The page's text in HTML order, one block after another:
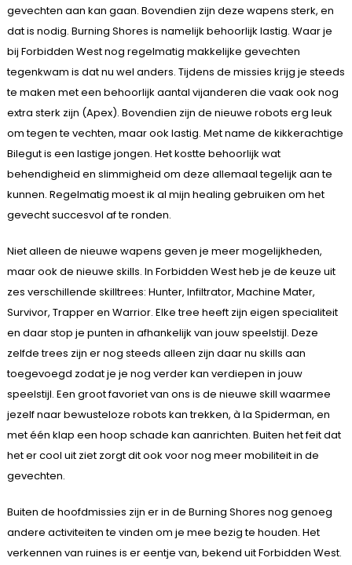
gevechten aan kan gaan. Bovendien zijn deze wapens sterk, en
dat is nodig. Burning Shores is namelijk behoorlijk lastig. Waar je
bij Forbidden West nog regelmatig makkelijke gevechten
tegenkwam is dat nu wel anders. Tijdens de missies krijg je steeds
te maken met een behoorlijk aantal vijanderen die vaak ook nog
extra sterk zijn (Apex). Bovendien zijn de nieuwe robots erg leuk
om tegen te vechten, maar ook lastig. Met name de kikkerachtige
Bilegut is een lastige jongen. Het kostte behoorlijk wat
behendigheid en slimmigheid om deze allemaal tegelijk aan te
kunnen. Regelmatig moest ik al mijn healing gebruiken om het
gevecht succesvol af te ronden.
Niet alleen de nieuwe wapens geven je meer mogelijkheden,
maar ook de nieuwe skills. In Forbidden West heb je de keuze uit
zes verschillende skilltrees: Hunter, Infiltrator, Machine Mater,
Survivor, Trapper en Warrior. Elke tree heeft zijn eigen specialiteit
en daar stop je punten in afhankelijk van jouw speelstijl. Deze
zelfde trees zijn er nog steeds alleen zijn daar nu skills aan
toegevoegd zodat je je nog verder kan verdiepen in jouw
speelstijl. Een groot favoriet van ons is de nieuwe skill waarmee
jezelf naar bewusteloze robots kan trekken, à la Spiderman, en
met één klap een hoop schade kan aanrichten. Buiten het feit dat
het er cool uit ziet zorgt dit ook voor nog meer mobiliteit in de
gevechten.
Buiten de hoofdmissies zijn er in de Burning Shores nog genoeg
andere activiteiten te vinden om je mee bezig te houden. Het
verkennen van ruines is er eentje van, bekend uit Forbidden West.